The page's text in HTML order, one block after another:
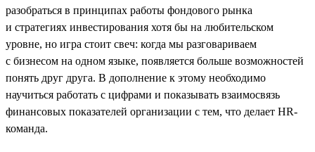
разобраться в принципах работы фондового рынка
и стратегиях инвестирования хотя бы на любительском
уровне, но игра стоит свеч: когда мы разговариваем
с бизнесом на одном языке, появляется больше возможностей
понять друг друга. В дополнение к этому необходимо
научиться работать с цифрами и показывать взаимосвязь
финансовых показателей организации с тем, что делает HR-
команда.